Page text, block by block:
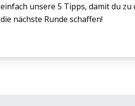
einfach unsere 5 Tipps, damit du
die nächste Runde schaffen!